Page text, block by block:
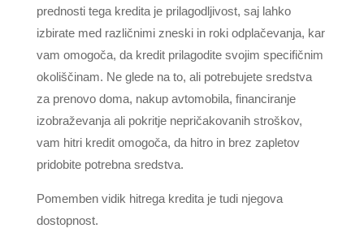
prednosti tega kredita je prilagodljivost, saj lahko
izbirate med različnimi zneski in roki odplačevanja, kar
vam omogoča, da kredit prilagodite svojim specifičnim
okoliščinam. Ne glede na to, ali potrebujete sredstva
za prenovo doma, nakup avtomobila, financiranje
izobraževanja ali pokritje nepričakovanih stroškov,
vam hitri kredit omogoča, da hitro in brez zapletov
pridobite potrebna sredstva.
Pomemben vidik hitrega kredita je tudi njegova
dostopnost.